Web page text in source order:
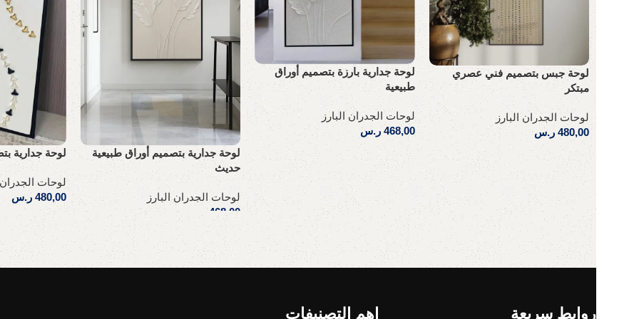
لوحة جبس بتصميم فني عصري
مبتكر
لوحات الجدران البارز
480,00 ر.س
إضافة إلى السلة
لوحة جدارية بارزة بتصميم أوراق
طبيعية
لوحات الجدران البارز
468,00 ر.س
إضافة إلى السلة
لوحة جدارية بتصميم أوراق طبيعية
حديث
لوحات الجدران البارز
468,00
ر.س
إضافة إلى السلة
لوحة جدارية
لوحات الجدران
480,00 ر.س
إضافة إلى
Read More
روابط سريعة اهم التصنيفات